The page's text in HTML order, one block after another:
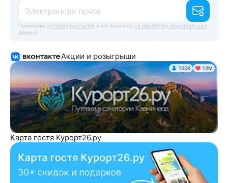
Электронная почта
Принимаю условия рассылки и соглашаюсь на обработку персональных
данных
Акции и розыгрыши
100K 12М
Карта гостя Курорт26.ру